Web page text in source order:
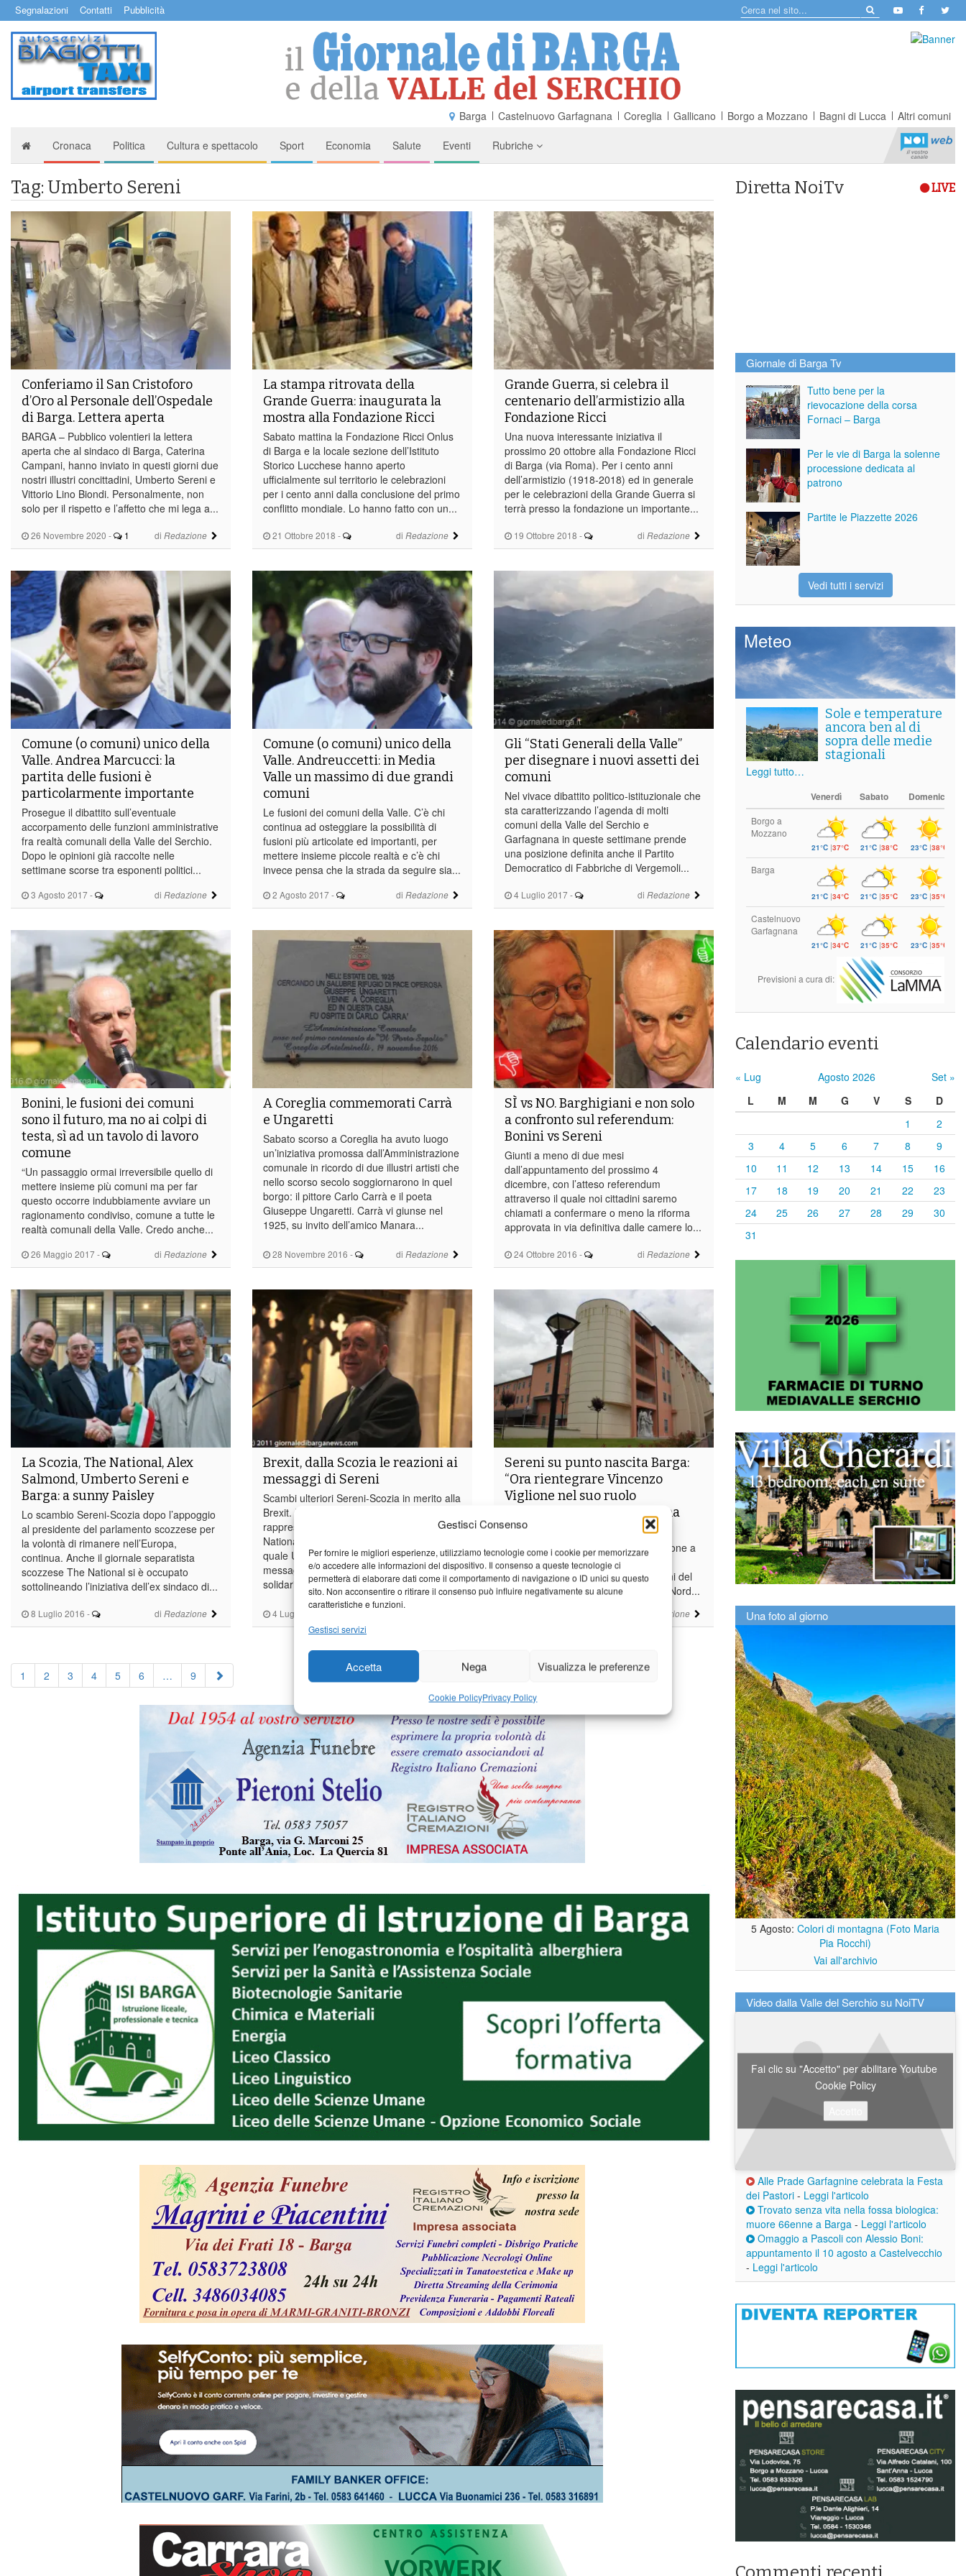
Gestisci Consenso
Per fornire le migliori esperienze, utilizziamo tecnologie come i cookie per memorizzare
e/o accedere alle informazioni del dispositivo. Il consenso a queste tecnologie ci
permetterà di elaborare dati come il comportamento di navigazione o ID unici su questo
sito. Non acconsentire o ritirare il consenso può influire negativamente su alcune
caratteristiche e funzioni.
Gestisci servizi
Accetta Nega Visualizza le preferenze
Cookie PolicyPrivacy Policy
Segnalazioni Contatti Pubblicità
Barga Castelnuovo Garfagnana Coreglia Gallicano Borgo a Mozzano Bagni di Lucca Altri comuni
Cronaca Politica Cultura e spettacolo Sport Economia Salute Eventi Rubriche
Tag: Umberto Sereni
26 Novembre 2020 - 1 di Redazione
Conferiamo il San Cristoforo
d’Oro al Personale dell’Ospedale
di Barga. Lettera aperta
BARGA – Pubblico volentieri la lettera
aperta che al sindaco di Barga, Caterina
Campani, hanno inviato in questi giorni due
nostri illustri concittadini, Umberto Sereni e
Vittorio Lino Biondi. Personalmente, non
solo per il rispetto e l’affetto che mi lega a...
21 Ottobre 2018 - di Redazione
La stampa ritrovata della
Grande Guerra: inaugurata la
mostra alla Fondazione Ricci
Sabato mattina la Fondazione Ricci Onlus
di Barga e la locale sezione dell’Istituto
Storico Lucchese hanno aperto
ufficialmente sul territorio le celebrazioni
per i cento anni dalla conclusione del primo
conflitto mondiale. Lo hanno fatto con un...
19 Ottobre 2018 - di Redazione
Grande Guerra, si celebra il
centenario dell’armistizio alla
Fondazione Ricci
Una nuova interessante iniziativa il
prossimo 20 ottobre alla Fondazione Ricci
di Barga (via Roma). Per i cento anni
dell’armistizio (1918-2018) ed in generale
per le celebrazioni della Grande Guerra si
terrà presso la fondazione un importante...
3 Agosto 2017 - di Redazione
Comune (o comuni) unico della
Valle. Andrea Marcucci: la
partita delle fusioni è
particolarmente importante
Prosegue il dibattito sull’eventuale
accorpamento delle funzioni amministrative
fra realtà comunali della Valle del Serchio.
Dopo le opinioni già raccolte nelle
settimane scorse tra esponenti politici...
2 Agosto 2017 - di Redazione
Comune (o comuni) unico della
Valle. Andreuccetti: in Media
Valle un massimo di due grandi
comuni
Le fusioni dei comuni della Valle. C’è chi
continua ad osteggiare la possibilità di
fusioni più articolate ed importanti, per
mettere insieme piccole realtà e c’è chi
invece pensa che la strada da seguire sia...
4 Luglio 2017 - di Redazione
Gli “Stati Generali della Valle”
per disegnare i nuovi assetti dei
comuni
Nel vivace dibattito politico-istituzionale che
sta caratterizzando l’agenda di molti
comuni della Valle del Serchio e
Garfagnana in queste settimane prende
una posizione definita anche il Partito
Democratico di Fabbriche di Vergemoli...
26 Maggio 2017 - di Redazione
Bonini, le fusioni dei comuni
sono il futuro, ma no ai colpi di
testa, sì ad un tavolo di lavoro
comune
“Un passaggio ormai irreversibile quello di
mettere insieme più comuni ma per far
questo occorre indubbiamente avviare un
ragionamento condiviso, comune a tutte le
realtà comunali della Valle. Credo anche...
28 Novembre 2016 - di Redazione
A Coreglia commemorati Carrà
e Ungaretti
Sabato scorso a Coreglia ha avuto luogo
un’iniziativa promossa dall’Amministrazione
comunale in ricordo di due illustri artisti che
nello scorso secolo soggiornarono in quel
borgo: il pittore Carlo Carrà e il poeta
Giuseppe Ungaretti. Carrà vi giunse nel
1925, su invito dell’amico Manara...
24 Ottobre 2016 - di Redazione
SÌ vs NO. Barghigiani e non solo
a confronto sul referendum:
Bonini vs Sereni
Giunti a meno di due mesi
dall’appuntamento del prossimo 4
dicembre, con l’atteso referendum
attraverso il quale noi cittadini saremo
chiamati a confermare o meno la riforma
approvata in via definitiva dalle camere lo...
8 Luglio 2016 - di Redazione
La Scozia, The National, Alex
Salmond, Umberto Sereni e
Barga: a sunny Paisley
Lo scambio Sereni-Scozia dopo l’appoggio
al presidente del parlamento scozzese per
la volontà di rimanere nell’Europa,
continua. Anche il giornale separatista
scozzese The National si è occupato
sottolineando l’iniziativa dell’ex sindaco di...
4 Luglio 2016
Brexit, dalla Scozia le reazioni ai
messaggi di Sereni
Scambi ulteriori Sereni-Scozia in merito alla
Brexit. Il deputato Alyn Smith,
rappresentante dello SNP (Scottish
National Party) al parlamento Europeo, al
quale Umberto Sereni aveva inviato un
messaggio di apprezzamento e di
solidarietà per il coraggioso discorso al...
Redazione
Sereni su punto nascita Barga:
“Ora rientegrare Vincenzo
Viglione nel suo ruolo
garantendo così quella piena
autonomia funzionale”
Dal consigliere comunale di opposizione a
Barga, nonché ex sindaco di Barga,
Umberto Sereni, dopo le dichiarazioni del
direttore generale dell’ASL Toscana Nord...
1 2 3 4 5 6 … 9
Diretta NoiTv LIVE
Giornale di Barga Tv
Tutto bene per la
rievocazione della corsa
Fornaci – Barga
Per le vie di Barga la solenne
processione dedicata al
patrono
Partite le Piazzette 2026
Vedi tutti i servizi
Meteo
Sole e temperature
ancora ben al di
sopra delle medie
stagionali
Leggi tutto…
Venerdì Sabato Domenica
Borgo a
Mozzano
21°C |37°C 21°C |38°C 23°C |38°C
Barga
21°C |34°C 21°C |35°C 23°C |35°C
Castelnuovo
Garfagnana
21°C |34°C 21°C |35°C 23°C |35°C
Previsioni a cura di:
Calendario eventi
« Lug Agosto 2026
Set »
L
M M G V S
D
1
2
3
4 5 6 7 8
9
10
11 12 13 14 15
16
17
18 19 20 21 22
23
24
25 26 27 28 29
30
31
Una foto al giorno
5 Agosto: Colori di montagna (Foto Maria
Pia Rocchi)
Vai all'archivio
Video dalla Valle del Serchio su NoiTV
Fai clic su "Accetto" per abilitare Youtube
Cookie Policy
Alle Prade Garfagnine celebrata la Festa
dei Pastori - Leggi l'articolo
Trovato senza vita nella fossa biologica:
muore 66enne a Barga - Leggi l'articolo
Omaggio a Pascoli con Alessio Boni:
appuntamento il 10 agosto a Castelvecchio
- Leggi l'articolo